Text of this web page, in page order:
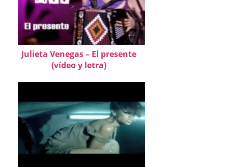
Julieta Venegas – El presente
(vídeo y letra)